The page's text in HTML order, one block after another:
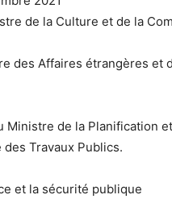
de la Culture et de la
des Affaires étrangères et
Ministre de la Planification
Travaux Publics.
et la sécurité publique